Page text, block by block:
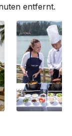
entfernt.